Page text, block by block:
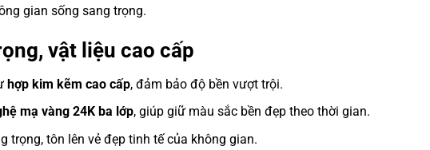
gian sống sang trọng.
vật liệu cao cấp
hợp kim kẽm cao cấp, đảm bảo độ bền vượt trội.
mạ vàng 24K ba lớp, giúp giữ màu sắc bền đẹp theo thời gian.
trọng, tôn lên vẻ đẹp tinh tế của không gian.